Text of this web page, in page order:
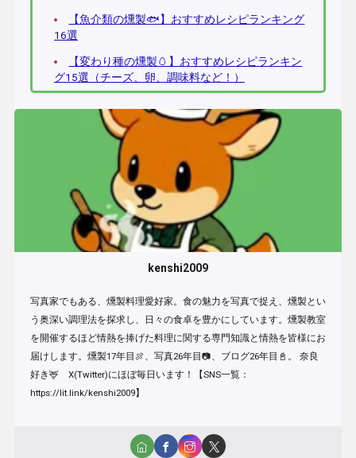
【魚介類の燻製🐟】おすすめレシピランキング
16選
【変わり種の燻製🥚】おすすめレシピランキン
グ15選（チーズ、卵、調味料など！）
kenshi2009
写真家でもある、燻製料理愛好家。食の魅力を写真で捉え、燻製とい
う奥深い調理法を探求し、日々の食卓を豊かにしています。燻製教室
を開催するほど情熱を捧げた料理に関する専門知識と情熱を皆様にお
届けします。燻製17年目🍖、写真26年目📷、ブログ26年目📓。 奈良
好き🦌 X(Twitter)にほぼ毎日います！【SNS一覧：
https://lit.link/kenshi2009】